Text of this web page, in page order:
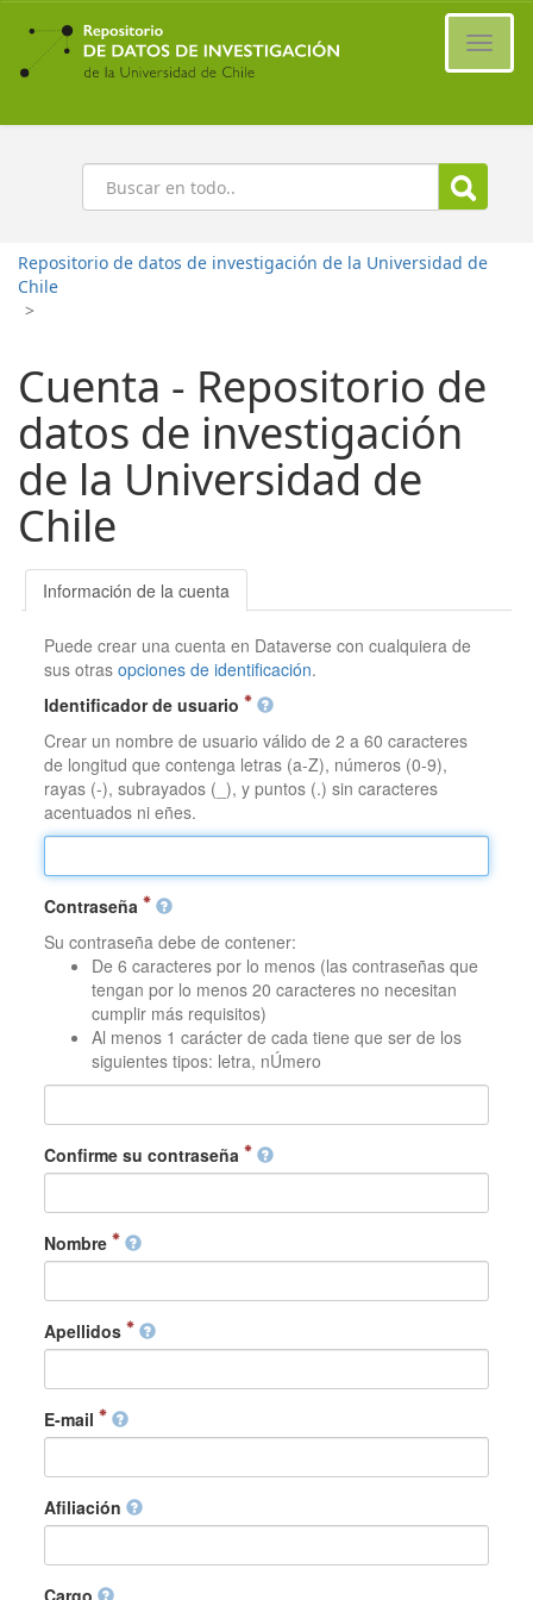
Ir
contenido
principal
Buscar
Repositorio de datos de investigación de la Universidad de
Chile
>
Cuenta - Repositorio de
datos de investigación
de la Universidad de
Chile
Información de la cuenta
Puede crear una cuenta en Dataverse con cualquiera de
sus otrasopciones de identificación.
Identificador de usuario
Crear un nombre de usuario válido de 2 a 60 caracteres
de longitud que contenga letras (a-Z), números (0-9),
rayas (-), subrayados (_), y puntos (.) sin caracteres
acentuados ni eñes.
Contraseña
Su contraseña debe de contener:
De 6 caracteres por lo menos (las contraseñas que
tengan por lo menos 20 caracteres no necesitan
cumplir más requisitos)
Al menos 1 carácter de cada tiene que ser de los
siguientes tipos: letra, nÚmero
Confirme su contraseña
Nombre
Apellidos
E-mail
Afiliación
Cargo